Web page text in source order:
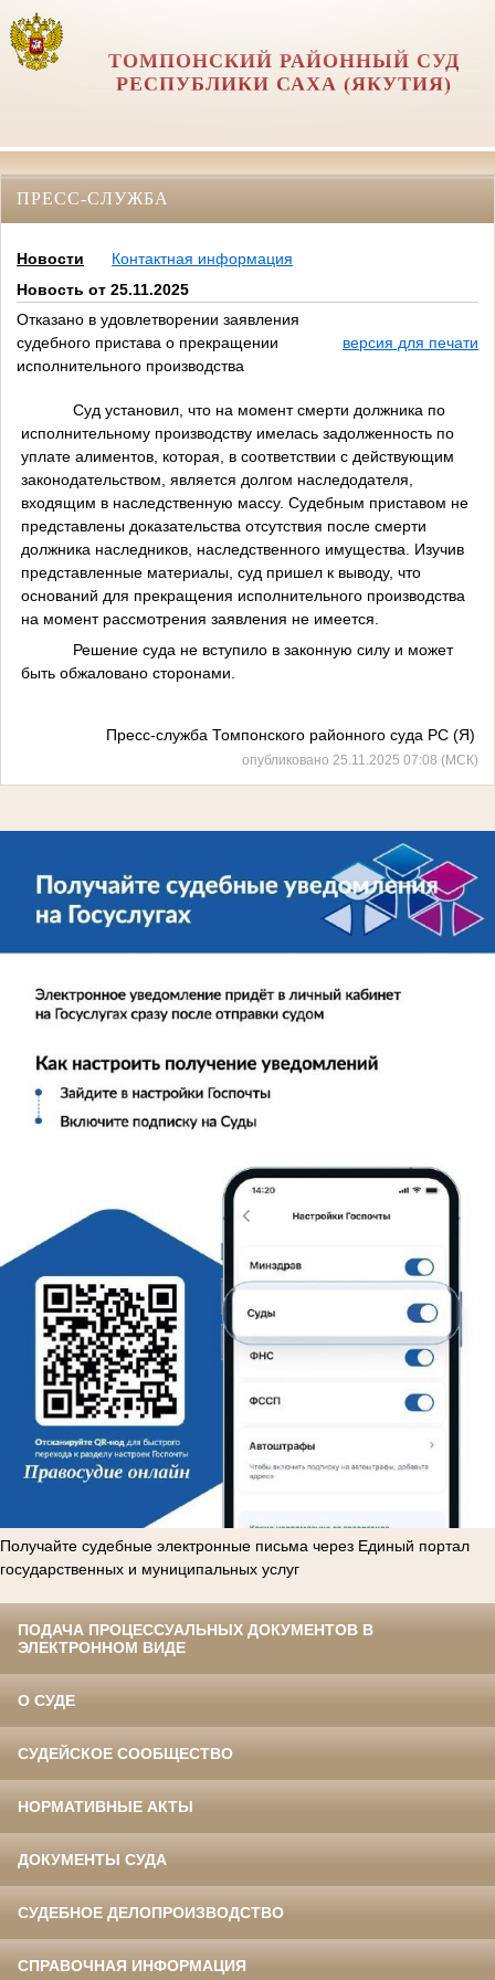
ТОМПОНСКИЙ РАЙОННЫЙ СУД
РЕСПУБЛИКИ САХА (ЯКУТИЯ)
ПРЕСС-СЛУЖБА
Новости
Контактная информация
Новость от 25.11.2025
Отказано в удовлетворении заявления
судебного пристава о прекращении
исполнительного производства
версия для печати
Суд установил, что на момент смерти должника по
исполнительному производству имелась задолженность по
уплате алиментов, которая, в соответствии с действующим
законодательством, является долгом наследодателя,
входящим в наследственную массу. Судебным приставом не
представлены доказательства отсутствия после смерти
должника наследников, наследственного имущества. Изучив
представленные материалы, суд пришел к выводу, что
оснований для прекращения исполнительного производства
на момент рассмотрения заявления не имеется.
Решение суда не вступило в законную силу и может
быть обжаловано сторонами.
Пресс-служба Томпонского районного суда РС (Я)
опубликовано 25.11.2025 07:08 (МСК)
Получайте судебные электронные письма через Единый портал
государственных и муниципальных услуг
ПОДАЧА ПРОЦЕССУАЛЬНЫХ ДОКУМЕНТОВ В
ЭЛЕКТРОННОМ ВИДЕ
О СУДЕ
СУДЕЙСКОЕ СООБЩЕСТВО
НОРМАТИВНЫЕ АКТЫ
ДОКУМЕНТЫ СУДА
СУДЕБНОЕ ДЕЛОПРОИЗВОДСТВО
СПРАВОЧНАЯ ИНФОРМАЦИЯ